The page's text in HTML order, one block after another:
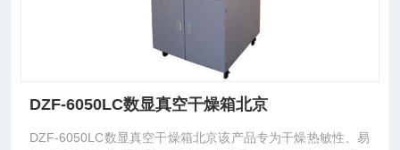
DZF-6050LC数显真空干燥箱北京
DZF-6050LC数显真空干燥箱北京该产品专为干燥热敏性、易